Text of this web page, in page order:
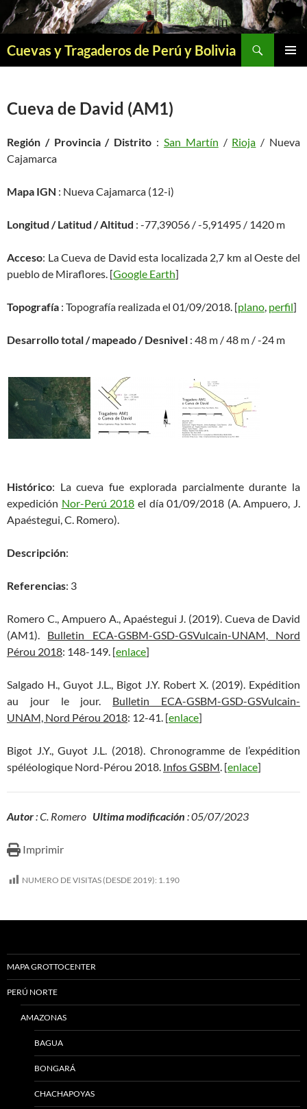
Saltar
al
Cuevas y Tragaderos de Perú y Bolivia
Cueva de David (AM1)
Región / Provincia / Distrito : San Martín / Rioja / Nueva
Cajamarca
Mapa IGN : Nueva Cajamarca (12-i)
Longitud / Latitud / Altitud : -77,39056 / -5,91495 / 1420 m
Acceso: La Cueva de David esta localizada 2,7 km al Oeste del
pueblo de Miraflores. [Google Earth]
Topografía : Topografía realizada el 01/09/2018. [plano, perfil]
Desarrollo total / mapeado / Desnivel : 48 m / 48 m / -24 m
Histórico: La cueva fue explorada parcialmente durante la
expedición Nor-Perú 2018 el día 01/09/2018 (A. Ampuero, J.
Apaéstegui, C. Romero).
Descripción:
Referencias: 3
Romero C., Ampuero A., Apaéstegui J. (2019). Cueva de David
(AM1). Bulletin ECA-GSBM-GSD-GSVulcain-UNAM, Nord
Pérou 2018: 148-149. [enlace]
Salgado H., Guyot J.L., Bigot J.Y. Robert X. (2019). Expédition
au jour le jour. Bulletin ECA-GSBM-GSD-GSVulcain-
UNAM, Nord Pérou 2018: 12-41. [enlace]
Bigot J.Y., Guyot J.L. (2018). Chronogramme de l’expédition
spéléologique Nord-Pérou 2018. Infos GSBM. [enlace]
Autor: C. Romero Ultima modificación : 05/07/2023
Imprimir
NUMERO DE VISITAS (DESDE 2019): 1.190
MAPA GROTTOCENTER
PERÚ NORTE
AMAZONAS
BAGUA
BONGARÁ
CHACHAPOYAS